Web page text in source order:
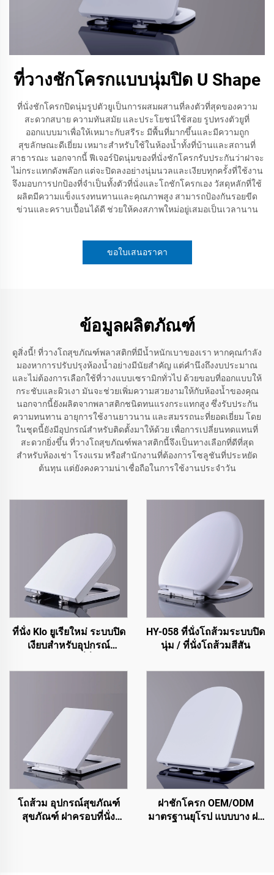
ที่วางชักโครกแบบนุ่มปิด U Shape
ที่นั่งชักโครกปิดนุ่มรูปตัวยูเป็นการผสมผสานที่ลงตัวที่สุดของความ
สะดวกสบาย ความทันสมัย และประโยชน์ใช้สอย รูปทรงตัวยูที่
ออกแบบมาเพื่อให้เหมาะกับสรีระ มีพื้นที่มากขึ้นและมีความถูก
สุขลักษณะดีเยี่ยม เหมาะสำหรับใช้ในห้องน้ำทั้งที่บ้านและสถานที่
สาธารณะ นอกจากนี้ ฟีเจอร์ปิดนุ่มของที่นั่งชักโครกรับประกันว่าฝาจะ
ไม่กระแทกดังพล๊อก แต่จะปิดลงอย่างนุ่มนวลและเงียบทุกครั้งที่ใช้งาน
จึงมอบการปกป้องที่จำเป็นทั้งตัวที่นั่งและโถชักโครกเอง วัสดุหลักที่ใช้
ผลิตมีความแข็งแรงทนทานและคุณภาพสูง สามารถป้องกันรอยขีด
ข่วนและคราบเปื้อนได้ดี ช่วยให้คงสภาพใหม่อยู่เสมอเป็นเวลานาน
ขอใบเสนอราคา
ข้อมูลผลิตภัณฑ์
ดูสิ่งนี้! ที่วางโถสุขภัณฑ์พลาสติกที่มีน้ำหนักเบาของเรา หากคุณกำลัง
มองหาการปรับปรุงห้องน้ำอย่างมีนัยสำคัญ แต่คำนึงถึงงบประมาณ
และไม่ต้องการเลือกใช้ที่วางแบบเซรามิกทั่วไป ด้วยขอบที่ออกแบบให้
กระชับและผิวเงา มันจะช่วยเพิ่มความสวยงามให้กับห้องน้ำของคุณ
นอกจากนี้ยังผลิตจากพลาสติกชนิดทนแรงกระแทกสูง ซึ่งรับประกัน
ความทนทาน อายุการใช้งานยาวนาน และสมรรถนะที่ยอดเยี่ยม โดย
ในชุดนี้ยังมีอุปกรณ์สำหรับติดตั้งมาให้ด้วย เพื่อการเปลี่ยนทดแทนที่
สะดวกยิ่งขึ้น ที่วางโถสุขภัณฑ์พลาสติกนี้จึงเป็นทางเลือกที่ดีที่สุด
สำหรับห้องเช่า โรงแรม หรือสำนักงานที่ต้องการโซลูชันที่ประหยัด
ต้นทุน แต่ยังคงความน่าเชื่อถือในการใช้งานประจำวัน
ที่นั่ง Klo ยูเรียใหม่ ระบบปิด
เงียบสำหรับอุปกรณ์
สำหรับโคลเซต
HY-058 ที่นั่งโถส้วมระบบปิด
นุ่ม / ที่นั่งโถส้วมสีสัน
โถส้วม อุปกรณ์สุขภัณฑ์
สุขภัณฑ์ ฝาครอบที่นั่ง
ฝาชักโครก OEM/ODM
มาตรฐานยุโรป แบบบาง ฝา